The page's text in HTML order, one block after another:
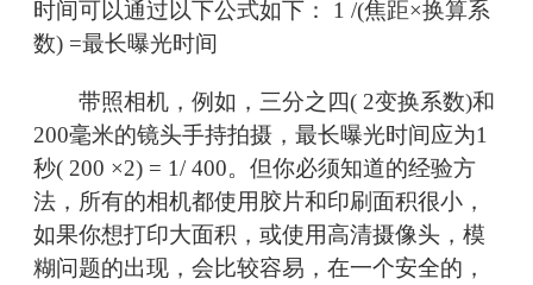
时间可以通过以下公式如下： 1 /(焦距×换算系
数) =最长曝光时间
带照相机，例如，三分之四( 2变换系数)和
200毫米的镜头手持拍摄，最长曝光时间应为1
秒( 200 ×2) = 1/ 400。但你必须知道的经验方
法，所有的相机都使用胶片和印刷面积很小，
如果你想打印大面积，或使用高清摄像头，模
糊问题的出现，会比较容易，在一个安全的，